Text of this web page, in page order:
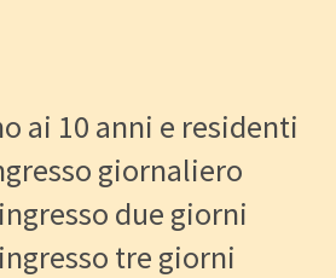
ai 10 anni e residenti
giornaliero
ingresso due giorni
ingresso tre giorni